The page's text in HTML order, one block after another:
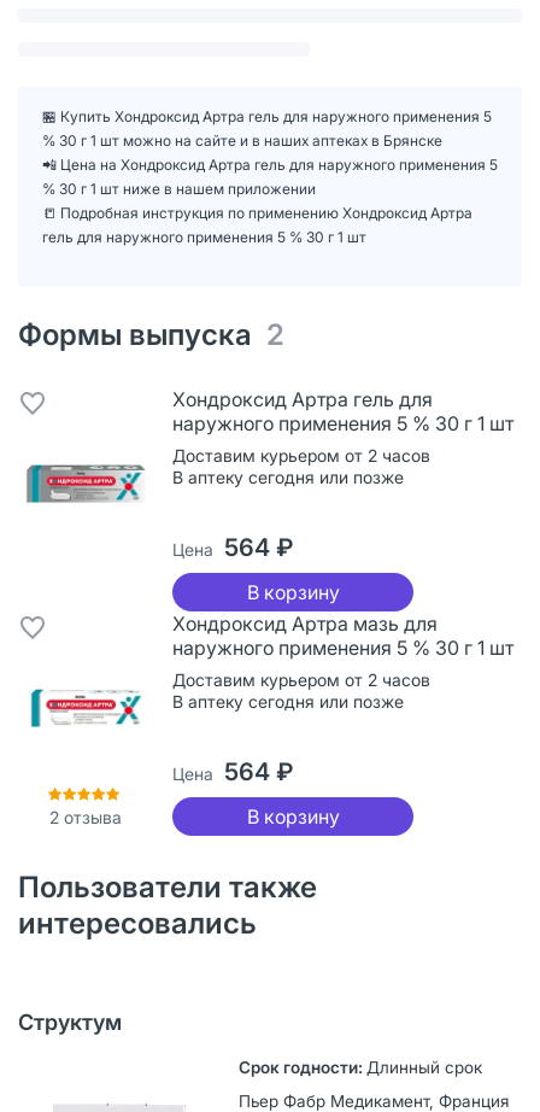
🏪 Купить Хондроксид Артра гель для наружного применения 5
% 30 г 1 шт можно на сайте и в наших аптеках в Брянске
📲 Цена на Хондроксид Артра гель для наружного применения 5
% 30 г 1 шт ниже в нашем приложении
📒 Подробная инструкция по применению Хондроксид Артра
гель для наружного применения 5 % 30 г 1 шт
Формы выпуска 2
Хондроксид Артра гель для
наружного применения 5 % 30 г 1 шт
Доставим курьером от 2 часов
В аптеку сегодня или позже
Цена 564 ₽
В корзину
2 отзыва
Хондроксид Артра мазь для
наружного применения 5 % 30 г 1 шт
Доставим курьером от 2 часов
В аптеку сегодня или позже
Цена 564 ₽
В корзину
Пользователи также
интересовались
Структум
Длинный срок
Пьер Фабр Медикамент, Франция